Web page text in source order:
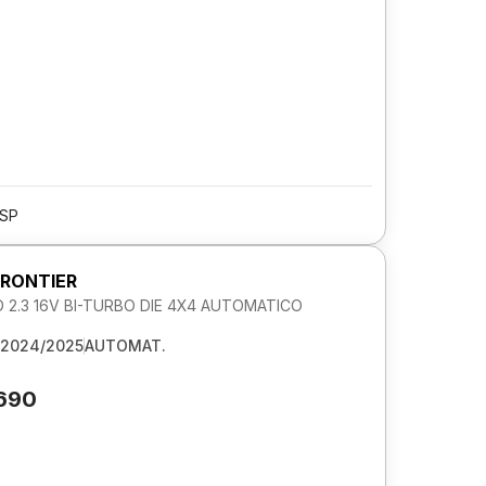
2.3 16V BI-TURBO DIE 4X4 AUTOMATICO
2024/2025AUTOMAT.